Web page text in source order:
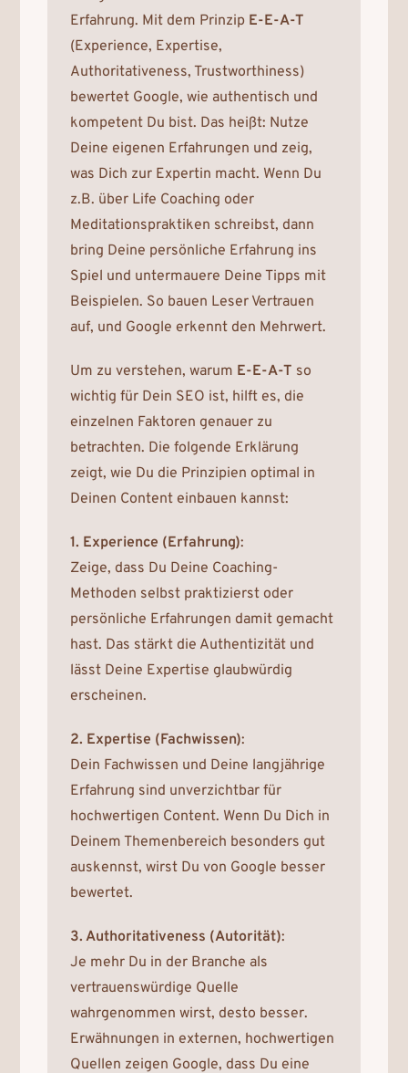
Erfahrung. Mit dem Prinzip E-E-A-T
(Experience, Expertise,
Authoritativeness, Trustworthiness)
bewertet Google, wie authentisch und
kompetent Du bist. Das heißt: Nutze
Deine eigenen Erfahrungen und zeig,
was Dich zur Expertin macht. Wenn Du
z.B. über Life Coaching oder
Meditationspraktiken schreibst, dann
bring Deine persönliche Erfahrung ins
Spiel und untermauere Deine Tipps mit
Beispielen. So bauen Leser Vertrauen
auf, und Google erkennt den Mehrwert.
Um zu verstehen, warum E-E-A-T so
wichtig für Dein SEO ist, hilft es, die
einzelnen Faktoren genauer zu
betrachten. Die folgende Erklärung
zeigt, wie Du die Prinzipien optimal in
Deinen Content einbauen kannst:
1. Experience (Erfahrung):
Zeige, dass Du Deine Coaching-
Methoden selbst praktizierst oder
persönliche Erfahrungen damit gemacht
hast. Das stärkt die Authentizität und
lässt Deine Expertise glaubwürdig
erscheinen.
2. Expertise (Fachwissen):
Dein Fachwissen und Deine langjährige
Erfahrung sind unverzichtbar für
hochwertigen Content. Wenn Du Dich in
Deinem Themenbereich besonders gut
auskennst, wirst Du von Google besser
bewertet.
3. Authoritativeness (Autorität):
Je mehr Du in der Branche als
vertrauenswürdige Quelle
wahrgenommen wirst, desto besser.
Erwähnungen in externen, hochwertigen
Quellen zeigen Google, dass Du eine